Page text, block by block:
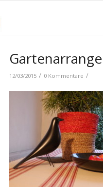
12/03/2015 / 0 Kommentare /